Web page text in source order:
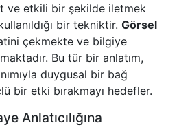
ve etkili bir şekilde iletmek
bir tekniktir. Görsel
çekmekte ve bilgiye
Bu tür bir anlatım,
duygusal bir bağ
bir etki bırakmayı hedefler.
Anlatıcılığına